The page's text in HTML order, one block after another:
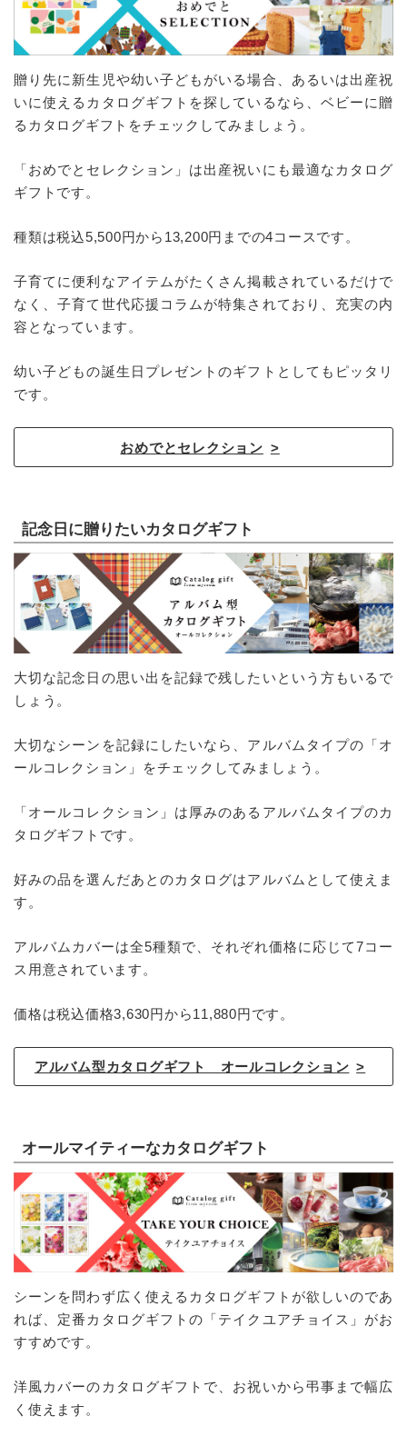
贈り先に新生児や幼い子どもがいる場合、あるいは出産祝
いに使えるカタログギフトを探しているなら、ベビーに贈
るカタログギフトをチェックしてみましょう。
「おめでとセレクション」は出産祝いにも最適なカタログ
ギフトです。
種類は税込5,500円から13,200円までの4コースです。
子育てに便利なアイテムがたくさん掲載されているだけで
なく、子育て世代応援コラムが特集されており、充実の内
容となっています。
幼い子どもの誕生日プレゼントのギフトとしてもピッタリ
です。
おめでとセレクション
記念日に贈りたいカタログギフト
大切な記念日の思い出を記録で残したいという方もいるで
しょう。
大切なシーンを記録にしたいなら、アルバムタイプの「オ
ールコレクション」をチェックしてみましょう。
「オールコレクション」は厚みのあるアルバムタイプのカ
タログギフトです。
好みの品を選んだあとのカタログはアルバムとして使えま
す。
アルバムカバーは全5種類で、それぞれ価格に応じて7コー
ス用意されています。
価格は税込価格3,630円から11,880円です。
アルバム型カタログギフト オールコレクション
オールマイティーなカタログギフト
シーンを問わず広く使えるカタログギフトが欲しいのであ
れば、定番カタログギフトの「テイクユアチョイス」がお
すすめです。
洋風カバーのカタログギフトで、お祝いから弔事まで幅広
く使えます。